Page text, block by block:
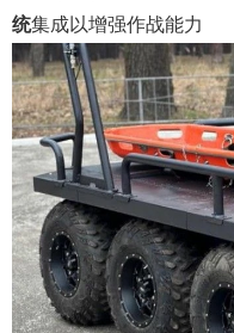
统集成以增强作战能力